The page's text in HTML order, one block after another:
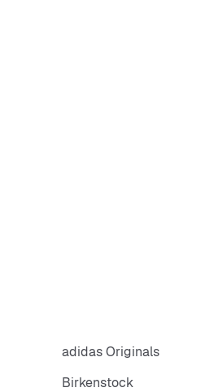
adidas Originals
Birkenstock